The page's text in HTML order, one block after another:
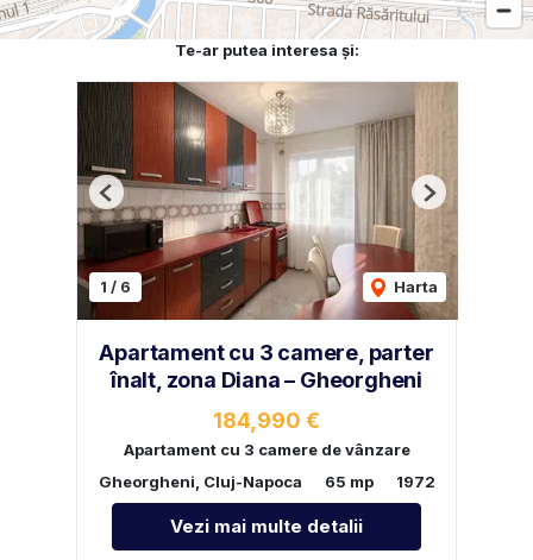
Te-ar putea interesa și:
1 / 6 Harta
Previous Next
Apartament cu 3 camere, parter
înalt, zona Diana – Gheorgheni
184,990 €
Apartament cu 3 camere de vânzare
Gheorgheni, Cluj-Napoca
65 mp 1972
Vezi mai multe detalii